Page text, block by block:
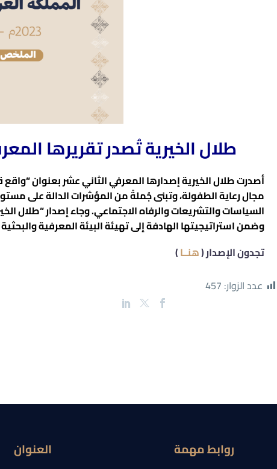
طلال الخيرية تُصدر تقريرها
أصدرت طلال الخيرية إصدارها المعرفي الثاني عشر بعنوان
مجال رعاية الطفولة، وتبنى جُملةً من المؤشرات الدالة على
وضمن استراتيجيتها الهادفة إلى تهيئة البيئة المعرفية
تجدون الإصدار (هنــا)
عدد الزوار: 457
روابط مهمة العنوان